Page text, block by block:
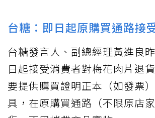
台糖：即日起原購買通路接
台糖發言人、副總經理黃進良
日起接受消費者對梅花肉片退
要提供購買證明正本（如發票
具，在原購買通路（不限原店